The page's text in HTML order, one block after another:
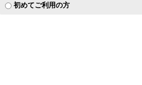
初めてご利用の方